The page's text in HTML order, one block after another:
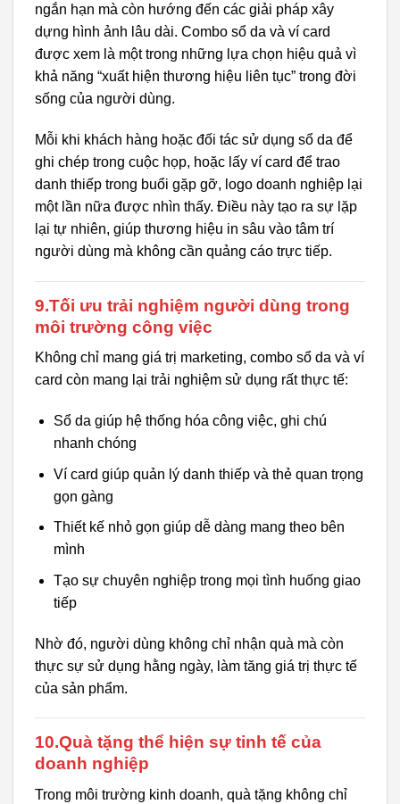
ngắn hạn mà còn hướng đến các giải pháp xây
dựng hình ảnh lâu dài. Combo sổ da và ví card
được xem là một trong những lựa chọn hiệu quả vì
khả năng “xuất hiện thương hiệu liên tục” trong đời
sống của người dùng.
Mỗi khi khách hàng hoặc đối tác sử dụng sổ da để
ghi chép trong cuộc họp, hoặc lấy ví card để trao
danh thiếp trong buổi gặp gỡ, logo doanh nghiệp lại
một lần nữa được nhìn thấy. Điều này tạo ra sự lặp
lại tự nhiên, giúp thương hiệu in sâu vào tâm trí
người dùng mà không cần quảng cáo trực tiếp.
9.Tối ưu trải nghiệm người dùng trong
môi trường công việc
Không chỉ mang giá trị marketing, combo sổ da và ví
card còn mang lại trải nghiệm sử dụng rất thực tế:
Sổ da giúp hệ thống hóa công việc, ghi chú
nhanh chóng
Ví card giúp quản lý danh thiếp và thẻ quan trọng
gọn gàng
Thiết kế nhỏ gọn giúp dễ dàng mang theo bên
mình
Tạo sự chuyên nghiệp trong mọi tình huống giao
tiếp
Nhờ đó, người dùng không chỉ nhận quà mà còn
thực sự sử dụng hằng ngày, làm tăng giá trị thực tế
của sản phẩm.
10.Quà tặng thể hiện sự tinh tế của
doanh nghiệp
Trong môi trường kinh doanh, quà tặng không chỉ